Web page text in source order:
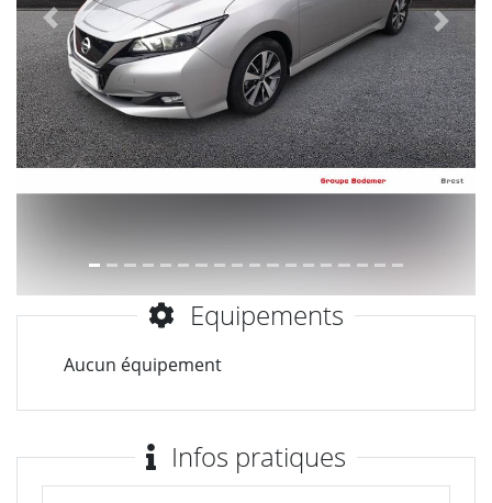
Précèdent
Equipements
Aucun équipement
Infos pratiques